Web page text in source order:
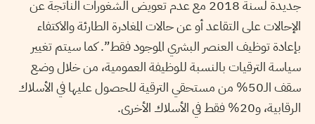
جديدة لسنة 2018 مع عدم تعويض الشغورات الناتجة عن
الإحالات على التقاعد أو عن حالات المغادرة الطارئة والاكتفاء
بإعادة توظيف العنصر البشري الموجود فقط”. كما سيتم تغيير
سياسة الترقيات بالنسبة للوظيفة العمومية، من خلال وضع
سقف الـ50% من مستحقي الترقية للحصول عليها في الأسلاك
الرقابية، و20% فقط في الأسلاك الأخرى.